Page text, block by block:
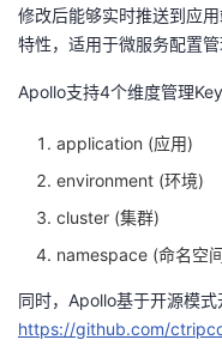
的
博
客
我
的
论
我
的
子
我
直
播
的
活
我
的
我
修改后能够实时推送到应
特性，适用于微服务配置管
Apollo支持4个维度管理
application (应用)
environment (环境)
cluster (集群)
namespace (命名空
同时，Apollo基于开源模式
https://github.com/